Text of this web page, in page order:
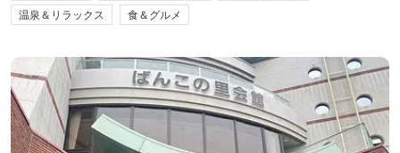
温泉＆リラックス
食＆グルメ